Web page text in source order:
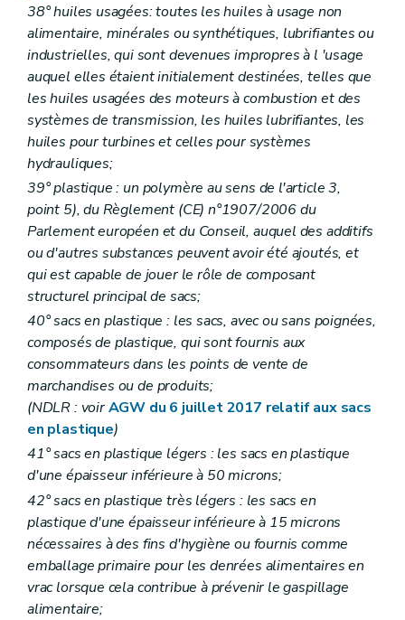
38° huiles usagées: toutes les huiles à usage non
alimentaire, minérales ou synthétiques, lubrifiantes ou
industrielles, qui sont devenues impropres à l 'usage
auquel elles étaient initialement destinées, telles que
les huiles usagées des moteurs à combustion et des
systèmes de transmission, les huiles lubrifiantes, les
huiles pour turbines et celles pour systèmes
hydrauliques;
39° plastique : un polymère au sens de l'article 3,
point 5), du Règlement (CE) n°1907/2006 du
Parlement européen et du Conseil, auquel des additifs
ou d'autres substances peuvent avoir été ajoutés, et
qui est capable de jouer le rôle de composant
structurel principal de sacs;
40° sacs en plastique : les sacs, avec ou sans poignées,
composés de plastique, qui sont fournis aux
consommateurs dans les points de vente de
marchandises ou de produits;
(NDLR : voirAGW du 6 juillet 2017 relatif aux sacs
en plastique)
41° sacs en plastique légers : les sacs en plastique
d'une épaisseur inférieure à 50 microns;
42° sacs en plastique très légers : les sacs en
plastique d'une épaisseur inférieure à 15 microns
nécessaires à des fins d'hygiène ou fournis comme
emballage primaire pour les denrées alimentaires en
vrac lorsque cela contribue à prévenir le gaspillage
alimentaire;